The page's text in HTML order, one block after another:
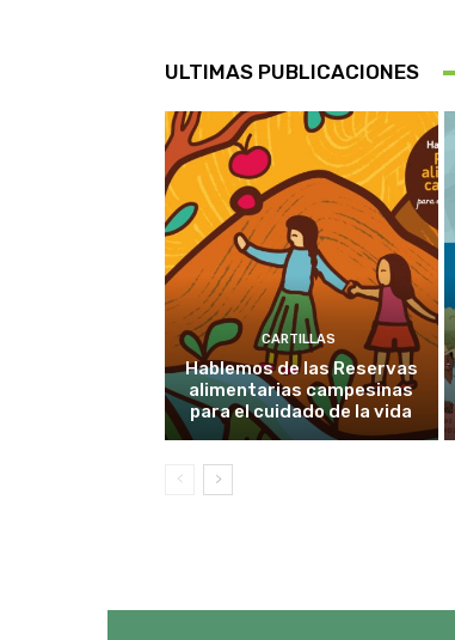
ULTIMAS PUBLICACIONES
CARTILLAS
Hablemos de las Reservas
alimentarias campesinas
para el cuidado de la vida